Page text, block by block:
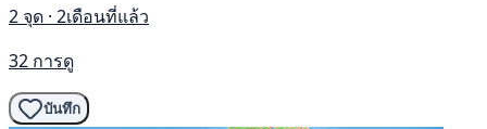
2 จุด · 2เดือนที่แล้ว
32 การดู
บันทึก